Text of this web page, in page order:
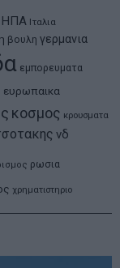
ΗΠΑ Ιταλια
βουλη γερμανια
εμπορευματα
ευρωπαικα
κοσμος κρουσματα
νδ
ρωσια
χρηματιστηριο